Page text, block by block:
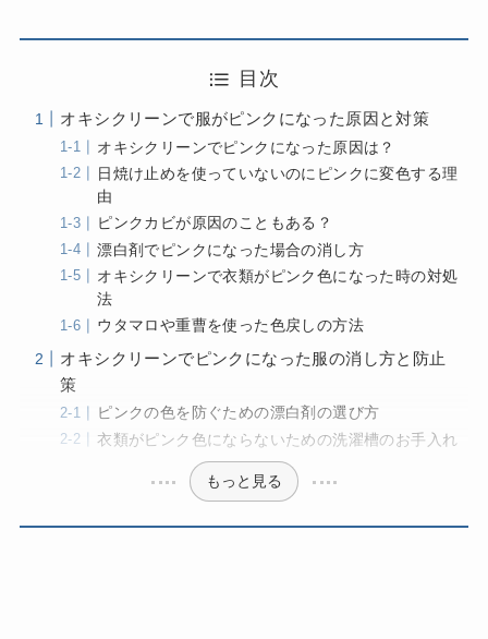
目次
オキシクリーンで服がピンクになった原因と対策
オキシクリーンでピンクになった原因は？
日焼け止めを使っていないのにピンクに変色する理
由
ピンクカビが原因のこともある？
漂白剤でピンクになった場合の消し方
オキシクリーンで衣類がピンク色になった時の対処
法
ウタマロや重曹を使った色戻しの方法
オキシクリーンでピンクになった服の消し方と防止
策
ピンクの色を防ぐための漂白剤の選び方
衣類がピンク色にならないための洗濯槽のお手入れ
もっと見る